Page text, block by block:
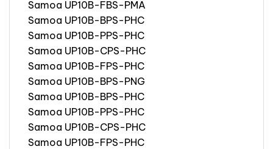
Samoa UP10B-FBS-PMA
Samoa UP10B-BPS-PHC
Samoa UP10B-PPS-PHC
Samoa UP10B-CPS-PHC
Samoa UP10B-FPS-PHC
Samoa UP10B-BPS-PNG
Samoa UP10B-BPS-PHC
Samoa UP10B-PPS-PHC
Samoa UP10B-CPS-PHC
Samoa UP10B-FPS-PHC